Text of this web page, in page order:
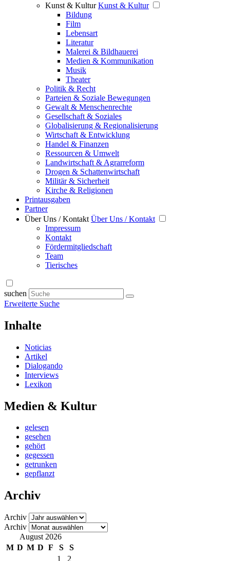
Kunst & Kultur Kunst & Kultur
Bildung
Film
Lebensart
Literatur
Malerei & Bildhauerei
Medien & Kommunikation
Musik
Theater
Politik & Recht
Parteien & Soziale Bewegungen
Gewalt & Menschenrechte
Gesellschaft & Soziales
Globalisierung & Regionalisierung
Wirtschaft & Entwicklung
Handel & Finanzen
Ressourcen & Umwelt
Landwirtschaft & Agrarreform
Drogen & Schattenwirtschaft
Militär & Sicherheit
Kirche & Religionen
Printausgaben
Partner
Über Uns / Kontakt Über Uns / Kontakt
Impressum
Kontakt
Fördermitgliedschaft
Team
Tierisches
suchen
Erweiterte Suche
Inhalte
Noticias
Artikel
Dialogando
Interviews
Lexikon
Medien & Kultur
gelesen
gesehen
gehört
gegessen
getrunken
gepflanzt
Archiv
Archiv
Archiv
August 2026
M D M D F S
S
1
2